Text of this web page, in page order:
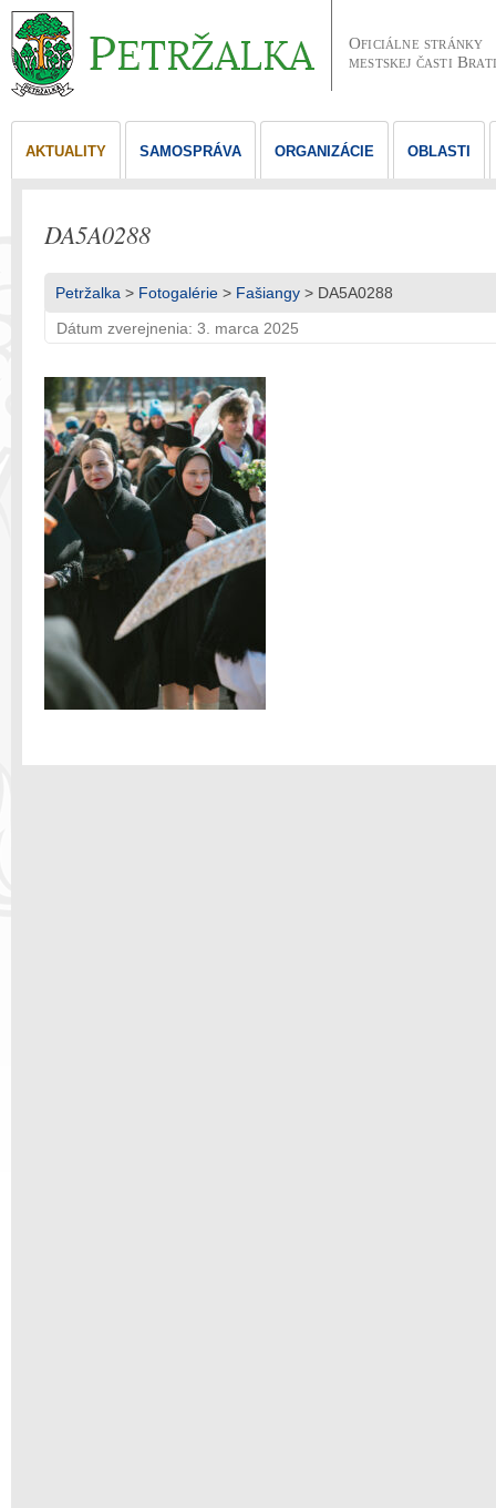
Oficiálne stránky
mestskej časti
AKTUALITY SAMOSPRÁVA ORGANIZÁCIE OBLASTI
DA5A0288
Petržalka > Fotogalérie > Fašiangy > DA5A0288
Dátum zverejnenia: 3. marca 2025